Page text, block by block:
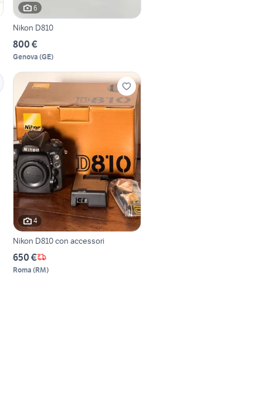
6
Nikon D810
800 €
Genova (GE)
4
Nikon D810 con accessori
650 €
Roma (RM)